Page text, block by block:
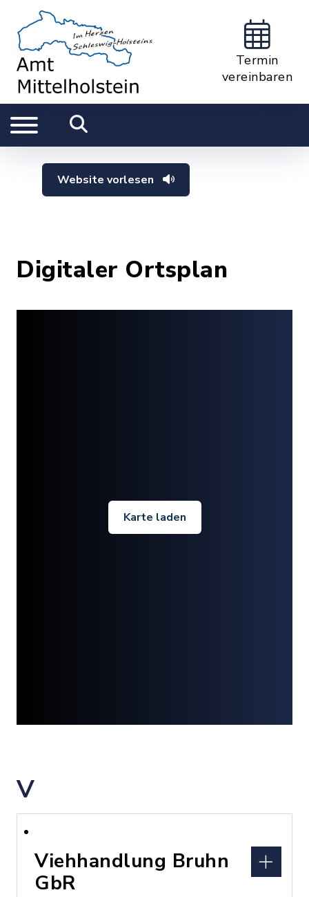
Termin
vereinbaren
Website vorlesen
Digitaler Ortsplan
Karte laden
V
Viehhandlung Bruhn
GbR